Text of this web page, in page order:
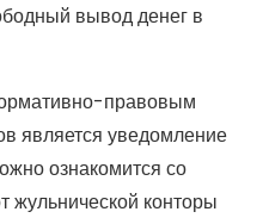
вывод денег в
правовым
является уведомление
ознакомится со
жульнической конторы